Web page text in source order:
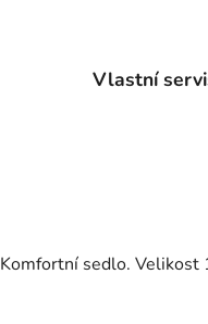
Vlastní
Komfortní sedlo.